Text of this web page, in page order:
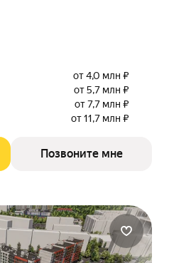
от 4,0 млн ₽
от 5,7 млн ₽
от 7,7 млн ₽
от 11,7 млн ₽
Позвоните мне